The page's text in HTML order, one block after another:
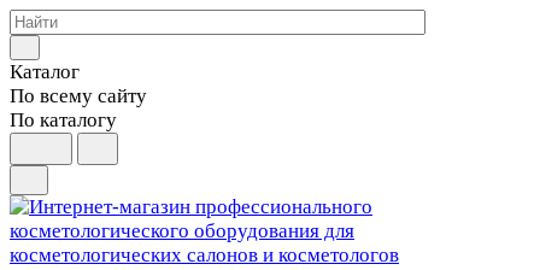
Каталог
По всему сайту
По каталогу